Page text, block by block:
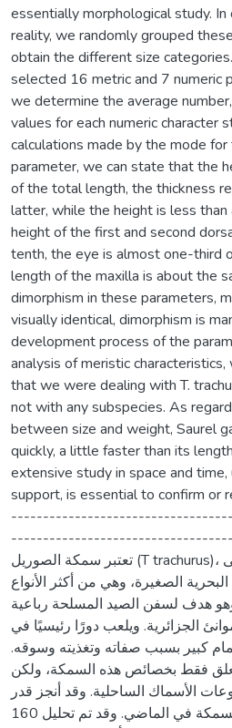
essentially morphological study.
reality, we randomly grouped
obtain the different size
selected 16 metric and 7 numeric
we determine the average
values for each numeric character
calculations made by the mode
parameter, we can state that the
of the total length, the thickness
latter, while the height is less
height of the first and second
tenth, the eye is almost one-third
length of the maxilla is about the
dimorphism in these parameters,
visually identical, dimorphism is
development process of the
analysis of meristic
that we were dealing with T.
not with any subspecies. As
between size and weight, Saurel
quickly, a little faster than its
extensive study in space and
support, is essential to confirm or
تعتبر سمكة الصوريل (T trachurus)، وهي سمكة زرقاء توجد على
الصغيرة، وهي من أكثر الأنواع
هدف لسفن الصيد المسلحة رباعية
الجزائرية. ويلعب دورًا رئيسيًا في
كبير بسبب صفاته وتغذيته وسوقه.
فقط بخصائص هذه السمكة، ولكن
الأسماك الساحلية. وقد أنجز قدر
كبير من العمل على هذه السمكة في الماضي. وقد تم تحليل 160